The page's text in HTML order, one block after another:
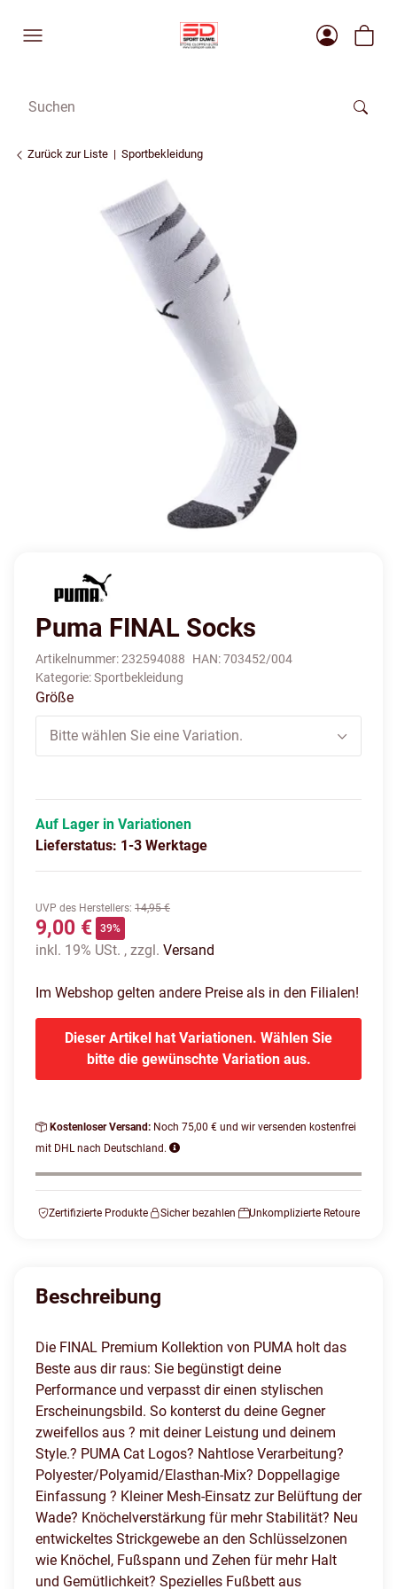
Zurück zur Liste Sportbekleidung
Puma FINAL Socks
Artikelnummer:232594088 HAN:703452/004
Kategorie:Sportbekleidung
Größe
Bitte wählen Sie eine Variation.
Auf Lager in Variationen
Lieferstatus: 1-3 Werktage
UVP des Herstellers: 14,95 €
9,00 € 39%
inkl. 19% USt. , zzgl. Versand
Im Webshop gelten andere Preise als in den Filialen!
Dieser Artikel hat Variationen. Wählen Sie
bitte die gewünschte Variation aus.
Kostenloser Versand: Noch 75,00 € und wir versenden kostenfrei
mit DHL nach Deutschland.
Zertifizierte Produkte Sicher bezahlen Unkomplizierte Retoure
Beschreibung
Die FINAL Premium Kollektion von PUMA holt das
Beste aus dir raus: Sie begünstigt deine
Performance und verpasst dir einen stylischen
Erscheinungsbild. So konterst du deine Gegner
zweifellos aus ? mit deiner Leistung und deinem
Style.? PUMA Cat Logos? Nahtlose Verarbeitung?
Polyester/Polyamid/Elasthan-Mix? Doppellagige
Einfassung ? Kleiner Mesh-Einsatz zur Belüftung der
Wade? Knöchelverstärkung für mehr Stabilität? Neu
entwickeltes Strickgewebe an den Schlüsselzonen
wie Knöchel, Fußspann und Zehen für mehr Halt
und Gemütlichkeit? Spezielles Fußbett aus